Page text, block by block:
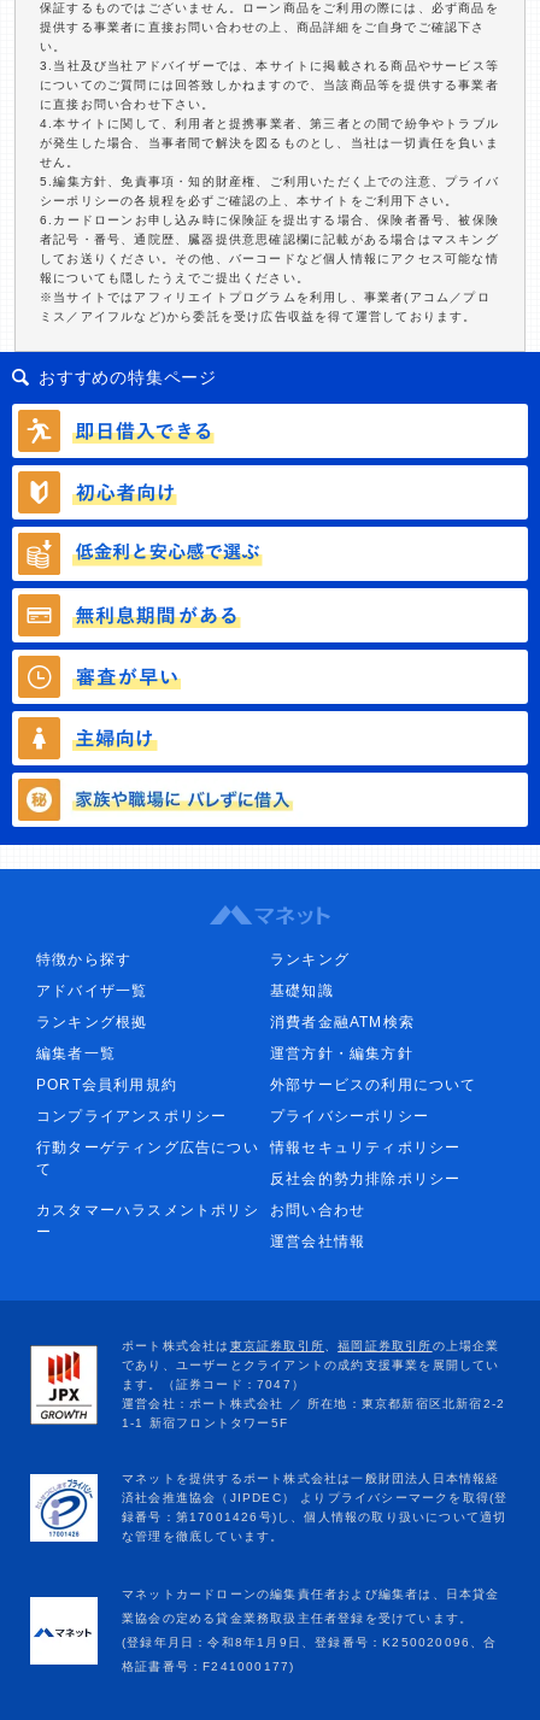
保証するものではございません。ローン商品をご利用の際には、必ず商品を
提供する事業者に直接お問い合わせの上、商品詳細をご自身でご確認下さ
い。
3.当社及び当社アドバイザーでは、本サイトに掲載される商品やサービス等
についてのご質問には回答致しかねますので、当該商品等を提供する事業者
に直接お問い合わせ下さい。
4.本サイトに関して、利用者と提携事業者、第三者との間で紛争やトラブル
が発生した場合、当事者間で解決を図るものとし、当社は一切責任を負いま
せん。
5.編集方針、免責事項・知的財産権、ご利用いただく上での注意、プライバ
シーポリシーの各規程を必ずご確認の上、本サイトをご利用下さい。
6.カードローンお申し込み時に保険証を提出する場合、保険者番号、被保険
者記号・番号、通院歴、臓器提供意思確認欄に記載がある場合はマスキング
してお送りください。その他、バーコードなど個人情報にアクセス可能な情
報についても隠したうえでご提出ください。
※当サイトではアフィリエイトプログラムを利用し、事業者(アコム／プロ
ミス／アイフルなど)から委託を受け広告収益を得て運営しております。
おすすめの特集ページ
特徴から探す
ランキング
アドバイザ一覧
基礎知識
ランキング根拠
消費者金融ATM検索
編集者一覧
運営方針・編集方針
PORT会員利用規約
外部サービスの利用について
コンプライアンスポリシー
プライバシーポリシー
行動ターゲティング広告につい
て
情報セキュリティポリシー
反社会的勢力排除ポリシー
カスタマーハラスメントポリシ
ー
お問い合わせ
運営会社情報
マネットカードローンの編集責任者および編集者は、日本貸金
業協会の定める貸金業務取扱主任者登録を受けています。
(登録年月日：令和8年1月9日、登録番号：K250020096、合
格証書番号：F241000177)